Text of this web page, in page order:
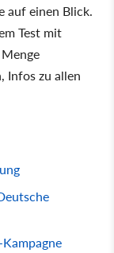
auf einen Blick.
Test mit
Infos zu allen